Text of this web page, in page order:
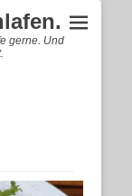
gerne. Und